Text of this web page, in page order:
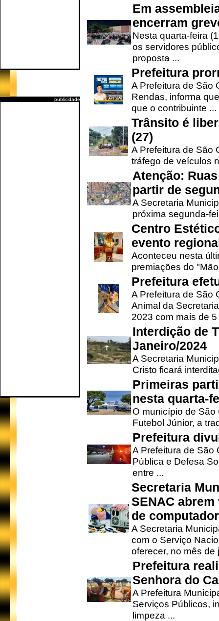
publicidade
Em
encerram
Nesta quarta-feira
os servidores
proposta ...
Prefeitura
A Prefeitura de São
Rendas, informa
que o contribuinte ...
Trânsito é
(27)
A Prefeitura de São
tráfego de veículos
Atenção:
partir de
A Secretaria
próxima segunda-
Centro
evento
Aconteceu nesta
premiações do
Prefeitura
A Prefeitura de São
Animal da
2023 com mais de 5
Interdição de
Janeiro/2024
A Secretaria
Cristo ficará
Primeiras
nesta quarta-
O município de
Futebol Júnior, a
Prefeitura
A Prefeitura de São
Pública e Defesa
entre ...
Secretaria
SENAC
de
A Secretaria
com o Serviço
oferecer, no mês de
Prefeitura
Senhora do
A Prefeitura
Serviços Públicos,
limpeza ...